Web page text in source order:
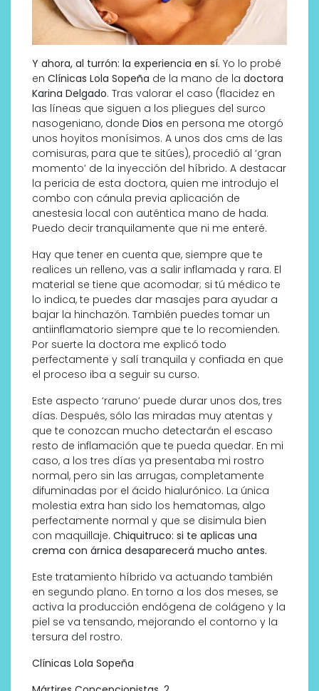
Y ahora, al turrón: la experiencia en sí. Yo lo probé
en Clínicas Lola Sopeña de la mano de la doctora
Karina Delgado. Tras valorar el caso (flacidez en
las líneas que siguen a los pliegues del surco
nasogeniano, donde Dios en persona me otorgó
unos hoyitos monísimos. A unos dos cms de las
comisuras, para que te sitúes), procedió al ‘gran
momento’ de la inyección del híbrido. A destacar
la pericia de esta doctora, quien me introdujo el
combo con cánula previa aplicación de
anestesia local con auténtica mano de hada.
Puedo decir tranquilamente que ni me enteré.
Hay que tener en cuenta que, siempre que te
realices un relleno, vas a salir inflamada y rara. El
material se tiene que acomodar; si tú médico te
lo indica, te puedes dar masajes para ayudar a
bajar la hinchazón. También puedes tomar un
antiinflamatorio siempre que te lo recomienden.
Por suerte la doctora me explicó todo
perfectamente y salí tranquila y confiada en que
el proceso iba a seguir su curso.
Este aspecto ‘raruno’ puede durar unos dos, tres
días. Después, sólo las miradas muy atentas y
que te conozcan mucho detectarán el escaso
resto de inflamación que te pueda quedar. En mi
caso, a los tres días ya presentaba mi rostro
normal, pero sin las arrugas, completamente
difuminadas por el ácido hialurónico. La única
molestia extra han sido los hematomas, algo
perfectamente normal y que se disimula bien
con maquillaje. Chiquitruco: si te aplicas una
crema con árnica desaparecerá mucho antes.
Este tratamiento híbrido va actuando también
en segundo plano. En torno a los dos meses, se
activa la producción endógena de colágeno y la
piel se va tensando, mejorando el contorno y la
tersura del rostro.
Clínicas Lola Sopeña